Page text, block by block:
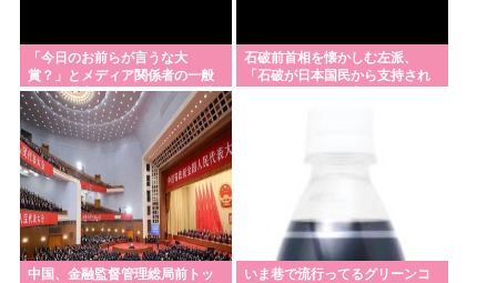
「今日のお前らが言うな大
賞？」とメディア関係者の一般
人への苦言にツッコミ殺到、被
災地の避難所でカメラ
石破前首相を懐かしむ左派、
「石破が日本国民から支持され
中国、金融監督管理総局前トッ
いま巷で流行ってるグリーンコ